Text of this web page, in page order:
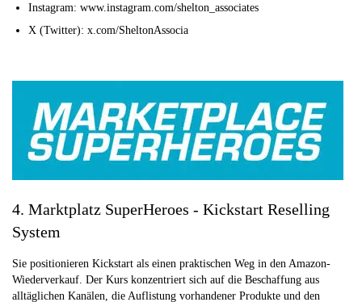
Instagram: www.instagram.com/shelton_associates
X (Twitter): x.com/SheltonAssocia
4. Marktplatz SuperHeroes - Kickstart Reselling
System
Sie positionieren Kickstart als einen praktischen Weg in den Amazon-
Wiederverkauf. Der Kurs konzentriert sich auf die Beschaffung aus
alltäglichen Kanälen, die Auflistung vorhandener Produkte und den